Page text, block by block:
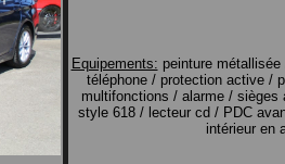
Equipements: peinture
téléphone / protection active /
multifonctions / alarme /
style 618 / lecteur cd / PDC
intérieur en